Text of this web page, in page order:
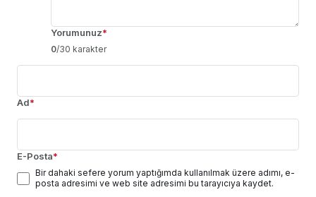
Yorumunuz*
0/30 karakter
Ad*
E-Posta*
Bir dahaki sefere yorum yaptığımda kullanılmak üzere adımı, e-
posta adresimi ve web site adresimi bu tarayıcıya kaydet.